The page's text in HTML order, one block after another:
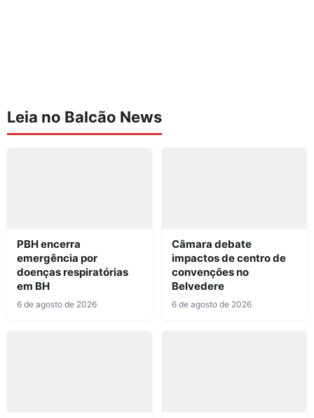
Leia no Balcão News
PBH encerra
emergência por
doenças respiratórias
em BH
6 de agosto de 2026
Câmara debate
impactos de centro de
convenções no
Belvedere
6 de agosto de 2026